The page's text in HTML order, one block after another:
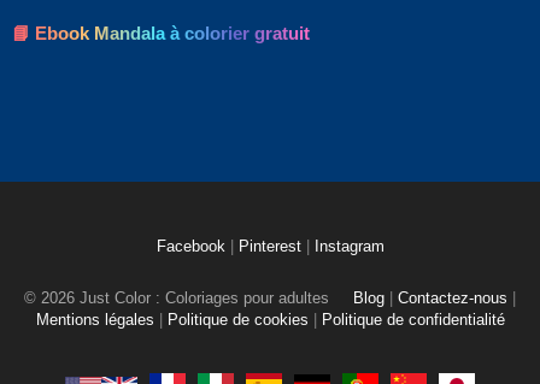
📘 Ebook Mandala à colorier gratuit
Facebook Pinterest Instagram
© 2026 Just Color : Coloriages pour adultes Blog Contactez-nous
Mentions légales
Politique de cookies Politique de confidentialité